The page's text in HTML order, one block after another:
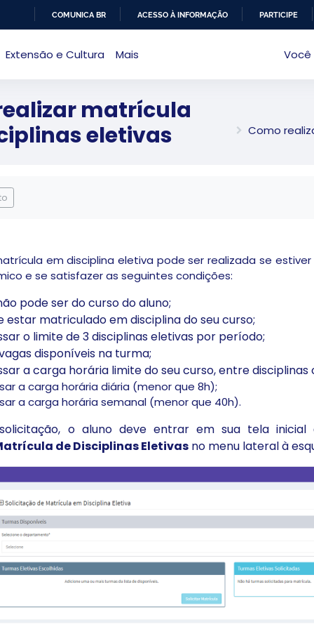
PARA
COMUNICA BR ACESSO À INFORMAÇÃO PARTICIPE
Extensão e Cultura Mais
matrícula
eletivas
Como
em disciplina eletiva pode ser realizada se
e se satisfazer as seguintes condições:
pode ser do curso do aluno;
estar matriculado em disciplina do seu curso;
o limite de 3 disciplinas eletivas por período;
disponíveis na turma;
a carga horária limite do seu curso, entre
a carga horária diária (menor que 8h);
a carga horária semanal (menor que 40h).
o aluno deve entrar em sua tela
de Disciplinas Eletivas no menu lateral à